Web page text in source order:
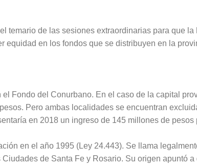
temario de las sesiones extraordinarias para que
equidad en los fondos que se distribuyen en la
Fondo del Conurbano. En el caso de la capital
Pero ambas localidades se encuentran
en 2018 un ingreso de 145 millones de pesos
en el año 1995 (Ley 24.443). Se llama
de Santa Fe y Rosario. Su origen apuntó a